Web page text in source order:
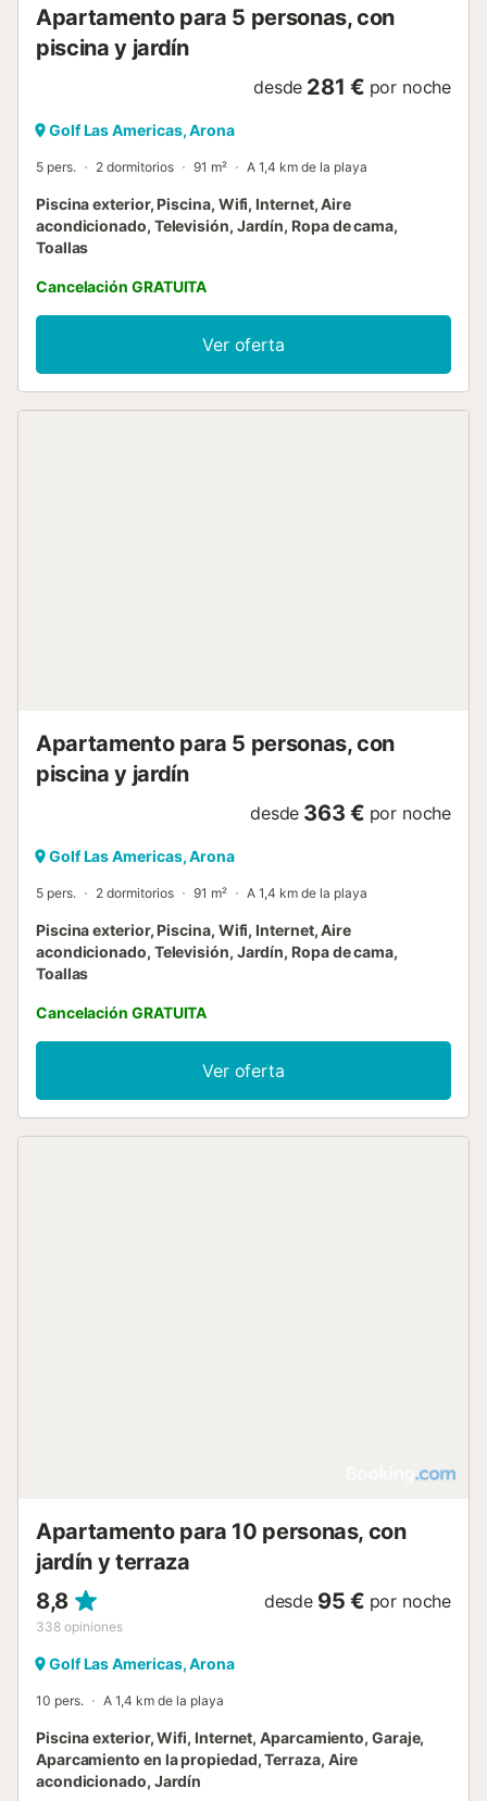
Apartamento para 5 personas, con
piscina y jardín
desde 281 € por noche
Golf Las Americas, Arona
5 pers. 2 dormitorios 91 m² A 1,4 km de la playa
Piscina exterior, Piscina, Wifi, Internet, Aire
acondicionado, Televisión, Jardín, Ropa de cama,
Toallas
Cancelación GRATUITA
Ver oferta
Apartamento para 5 personas, con
piscina y jardín
desde 363 € por noche
Golf Las Americas, Arona
5 pers. 2 dormitorios 91 m² A 1,4 km de la playa
Piscina exterior, Piscina, Wifi, Internet, Aire
acondicionado, Televisión, Jardín, Ropa de cama,
Toallas
Cancelación GRATUITA
Ver oferta
Apartamento para 10 personas, con
jardín y terraza
8,8
338 opiniones
desde 95 € por noche
Golf Las Americas, Arona
10 pers. A 1,4 km de la playa
Piscina exterior, Wifi, Internet, Aparcamiento, Garaje,
Aparcamiento en la propiedad, Terraza, Aire
acondicionado, Jardín